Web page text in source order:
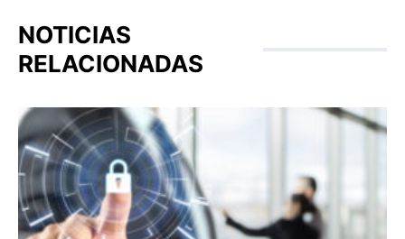
NOTICIAS
RELACIONADAS